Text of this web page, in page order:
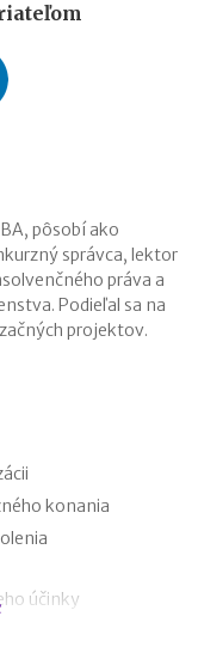
pôsobí ako
správca, lektor
práva a
Podieľal sa na
projektov.
konania
účinky